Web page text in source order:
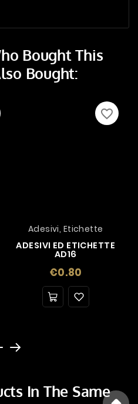
Bought This
Bought:
Adesivi, Etichette
ADESIVI ED ETICHETTE
AD16
€0.80
favorite_border
In The Same